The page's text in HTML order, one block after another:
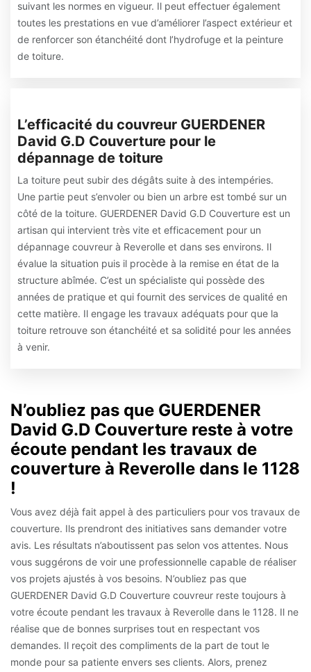
suivant les normes en vigueur. Il peut effectuer également
toutes les prestations en vue d’améliorer l’aspect extérieur et
de renforcer son étanchéité dont l’hydrofuge et la peinture
de toiture.
L’efficacité du couvreur GUERDENER
David G.D Couverture pour le
dépannage de toiture
La toiture peut subir des dégâts suite à des intempéries.
Une partie peut s’envoler ou bien un arbre est tombé sur un
côté de la toiture. GUERDENER David G.D Couverture est un
artisan qui intervient très vite et efficacement pour un
dépannage couvreur à Reverolle et dans ses environs. Il
évalue la situation puis il procède à la remise en état de la
structure abîmée. C’est un spécialiste qui possède des
années de pratique et qui fournit des services de qualité en
cette matière. Il engage les travaux adéquats pour que la
toiture retrouve son étanchéité et sa solidité pour les années
à venir.
N’oubliez pas que GUERDENER
David G.D Couverture reste à votre
écoute pendant les travaux de
couverture à Reverolle dans le 1128
!
Vous avez déjà fait appel à des particuliers pour vos travaux de
couverture. Ils prendront des initiatives sans demander votre
avis. Les résultats n’aboutissent pas selon vos attentes. Nous
vous suggérons de voir une professionnelle capable de réaliser
vos projets ajustés à vos besoins. N’oubliez pas que
GUERDENER David G.D Couverture couvreur reste toujours à
votre écoute pendant les travaux à Reverolle dans le 1128. Il ne
réalise que de bonnes surprises tout en respectant vos
demandes. Il reçoit des compliments de la part de tout le
monde pour sa patiente envers ses clients. Alors, prenez